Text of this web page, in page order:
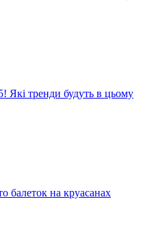
Які тренди будуть в цьому
на круасанах